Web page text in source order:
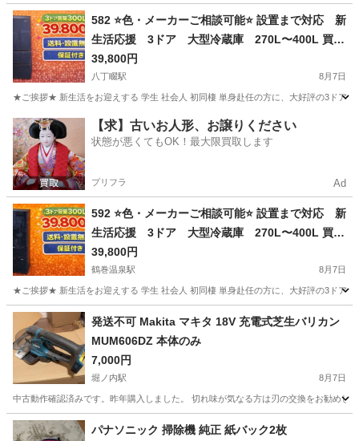
神奈川 相模原市 相模大野駅 テレビ
582 ⭐️色・メーカーご相談可能⭐️ 設置まで対応 新
生活応援 3ドア 大型冷蔵庫 270L〜400L 買い
替え
39,800円
八丁畷駅 8月7日
★ご挨拶★ 新生活をお迎えする 学生 社会人 初同棲 単身赴任の方に、大好評の3ドア
神奈川 八丁畷駅 生活家電 商品
【求】古いお人形、お譲りください
状態が悪くてもOK！最大限買取します
プリフラ Ad
592 ⭐️色・メーカーご相談可能⭐️ 設置まで対応 新
生活応援 3ドア 大型冷蔵庫 270L〜400L 買い
替え
39,800円
鶴巻温泉駅 8月7日
★ご挨拶★ 新生活をお迎えする 学生 社会人 初同棲 単身赴任の方に、大好評の3ドア
神奈川 伊勢原市 鶴巻温泉駅 キッチン家電 商品
発送不可 Makita マキタ 18V 充電式芝生バリカン
MUM606DZ 本体のみ
7,000円
堀ノ内駅 8月7日
中古動作確認済みです。昨年購入しました。 切れ味が気なる方は刃の交換をお勧めし
神奈川 横須賀市 堀ノ内駅 生活家電
パナソニック 掃除機 純正 紙バック2枚